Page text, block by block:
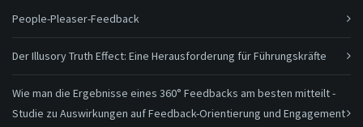
People-Pleaser-Feedback
Der Illusory Truth Effect: Eine Herausforderung für Führungskräfte
Wie man die Ergebnisse eines 360° Feedbacks am besten mitteilt -
Studie zu Auswirkungen auf Feedback-Orientierung und Engagement